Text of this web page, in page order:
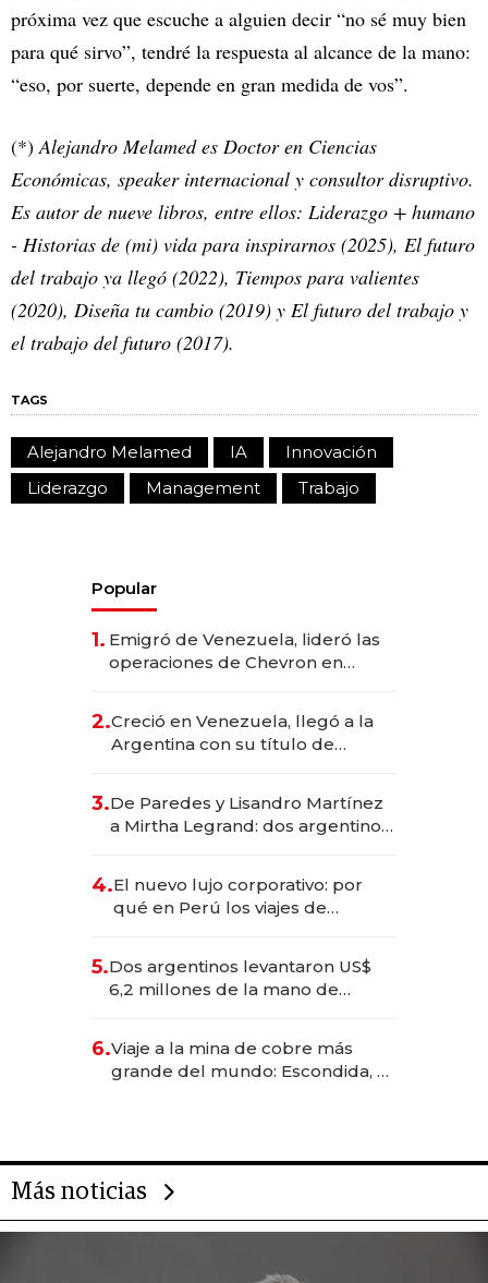
próxima vez que escuche a alguien decir “no sé muy bien
para qué sirvo”, tendré la respuesta al alcance de la mano:
“eso, por suerte, depende en gran medida de vos”.
(*)Alejandro Melamed es Doctor en Ciencias
Económicas, speaker internacional y consultor disruptivo.
Es autor de nueve libros, entre ellos: Liderazgo + humano
- Historias de (mi) vida para inspirarnos (2025), El futuro
del trabajo ya llegó (2022), Tiempos para valientes
(2020), Diseña tu cambio (2019) y El futuro del trabajo y
el trabajo del futuro (2017).
TAGS
Alejandro Melamed IA
Innovación
Liderazgo
Management Trabajo
Popular
1. Emigró de Venezuela, lideró las
operaciones de Chevron en
2.Creció en Venezuela, llegó a la
Argentina con su título de
las marcas "fast premium"
3.De Paredes y Lisandro Martínez
a Mirtha Legrand: dos argentinos
4.El nuevo lujo corporativo: por
qué en Perú los viajes de
para convertirse en experiencias
transformadoras
5.Dos argentinos levantaron US$
6,2 millones de la mano de
6.Viaje a la mina de cobre más
grande del mundo: Escondida, el
Más noticias